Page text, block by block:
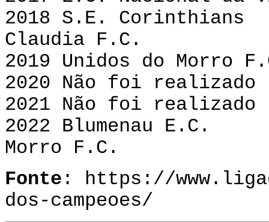
2018 S.E.
Claudia F.C.
2019 Unidos do
2020 Não foi realizado
2021 Não foi realizado
2022
Morro F.C.
Fonte : https://
dos-campeoes/